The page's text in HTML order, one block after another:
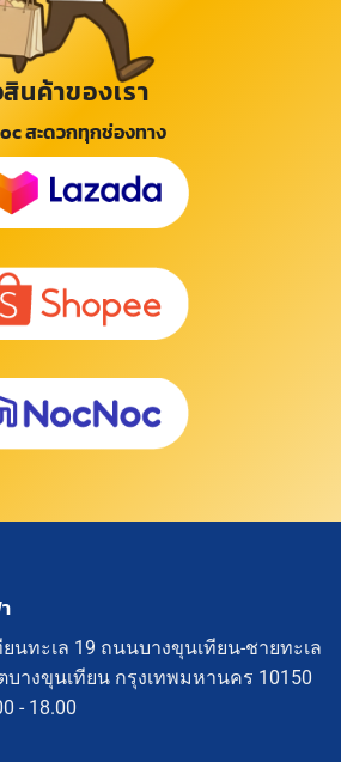
นค้าของเรา
สะดวกทุกช่องทาง
นทะเล 19 ถนนบางขุนเทียน-ชายทะเล
บางขุนเทียน กรุงเทพมหานคร 10150
- 18.00